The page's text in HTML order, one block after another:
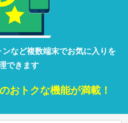
ンなど複数端末でお気に入りを
できます
おトクな機能が満載！